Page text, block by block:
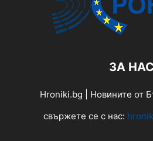
ЗА НАС
Hroniki.bg | Новините от
свържете се с нас: